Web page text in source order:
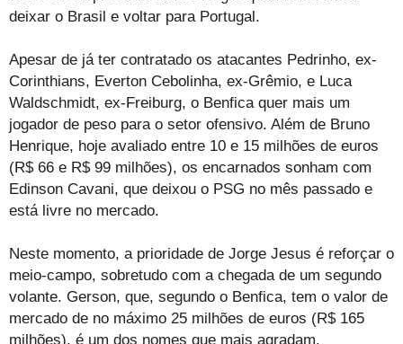
deixar o Brasil e voltar para Portugal.
Apesar de já ter contratado os atacantes Pedrinho, ex-
Corinthians, Everton Cebolinha, ex-Grêmio, e Luca
Waldschmidt, ex-Freiburg, o Benfica quer mais um
jogador de peso para o setor ofensivo. Além de Bruno
Henrique, hoje avaliado entre 10 e 15 milhões de euros
(R$ 66 e R$ 99 milhões), os encarnados sonham com
Edinson Cavani, que deixou o PSG no mês passado e
está livre no mercado.
Neste momento, a prioridade de Jorge Jesus é reforçar o
meio-campo, sobretudo com a chegada de um segundo
volante. Gerson, que, segundo o Benfica, tem o valor de
mercado de no máximo 25 milhões de euros (R$ 165
milhões), é um dos nomes que mais agradam.